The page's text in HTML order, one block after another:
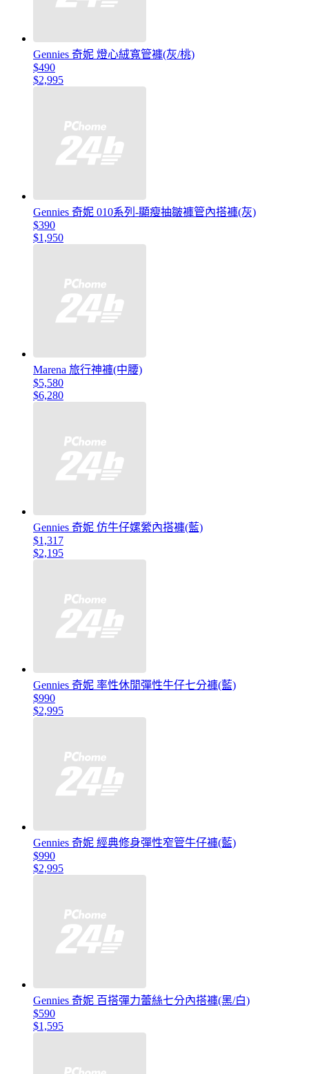
Gennies 奇妮 燈心絨寬管褲(灰/桃)
$490
$2,995
Gennies 奇妮 010系列-顯瘦抽皺褲管內搭褲(灰)
$390
$1,950
Marena 旅行神褲(中腰)
$5,580
$6,280
Gennies 奇妮 仿牛仔嫘縈內搭褲(藍)
$1,317
$2,195
Gennies 奇妮 率性休閒彈性牛仔七分褲(藍)
$990
$2,995
Gennies 奇妮 經典修身彈性窄管牛仔褲(藍)
$990
$2,995
Gennies 奇妮 百搭彈力蕾絲七分內搭褲(黑/白)
$590
$1,595